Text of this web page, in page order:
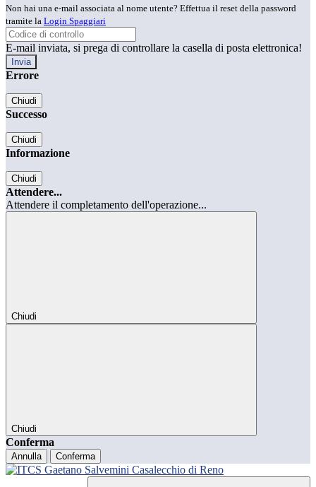
Non hai una e-mail associata al nome utente? Effettua il reset della password
tramite la Login Spaggiari
E-mail inviata, si prega di controllare la casella di posta elettronica!
Errore
Chiudi
Successo
Chiudi
Informazione
Chiudi
Attendere...
Attendere il completamento dell'operazione...
Chiudi
Chiudi
Conferma
Annulla Conferma